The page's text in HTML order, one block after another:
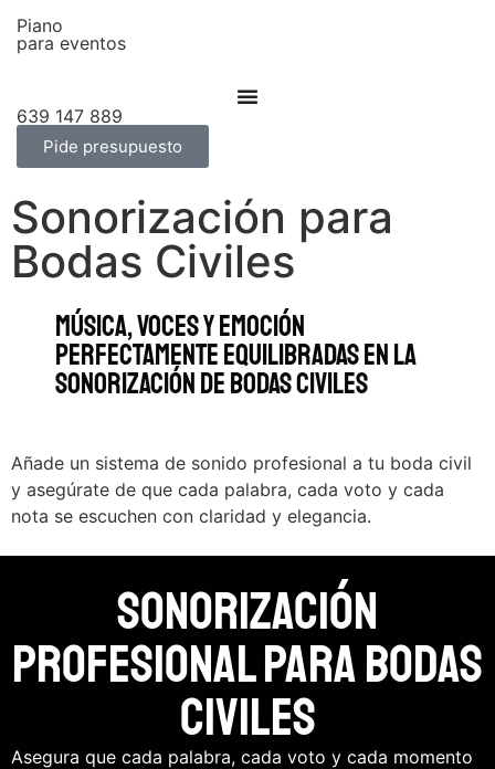
Piano
para eventos
639 147 889
Pide presupuesto
Sonorización para
Bodas Civiles
Música, voces y emoción
perfectamente equilibradas en la
sonorización de bodas civiles
Añade un sistema de sonido profesional a tu boda civil
y asegúrate de que cada palabra, cada voto y cada
nota se escuchen con claridad y elegancia.
sonorización
profesional para bodas
civiles
Asegura que cada palabra, cada voto y cada momento